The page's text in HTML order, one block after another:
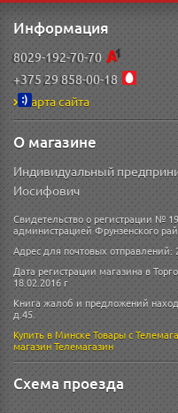
Информация
8029-192-70-70
+375 29 858-00-18
Карта сайта
О магазине
Индивидуальный
Иосифович
Свидетельство о регистрации №
администрацией Фрунзенского
Адрес для почтовых
Дата регистрации магазина в
18.02.2016 г
Книга жалоб и предложений
д.45.
Купить в МинскеТовары с
магазинТелемагазин
Схема проезда